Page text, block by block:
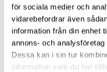
för sociala medier och
vidarebefordrar även
information från din enhet
annons- och
Dessa kan i sin tur
information som du har
Frågor/kontaktperson: Erik